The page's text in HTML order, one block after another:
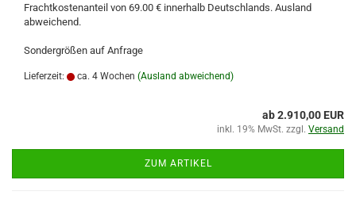
Frachtkostenanteil von 69.00 € innerhalb Deutschlands. Ausland
abweichend.
Sondergrößen auf Anfrage
Lieferzeit: ca. 4 Wochen (Ausland abweichend)
ab 2.910,00 EUR
inkl. 19% MwSt. zzgl. Versand
ZUM ARTIKEL